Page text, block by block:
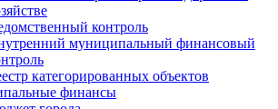
контроль
муниципальный финансовый
категорированных объектов
финансы